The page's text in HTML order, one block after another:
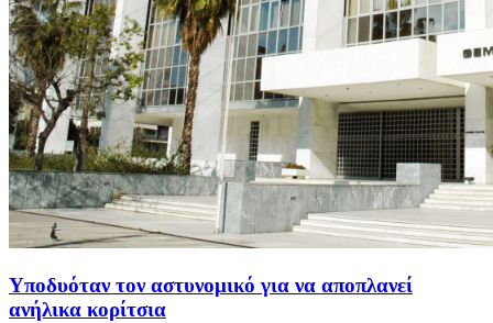
Υποδυόταν τον αστυνομικό για να αποπλανεί
ανήλικα κορίτσια